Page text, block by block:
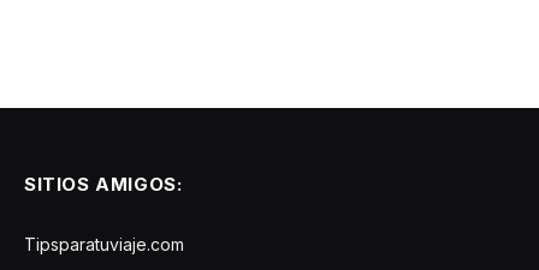
SITIOS AMIGOS:
Tipsparatuviaje.com